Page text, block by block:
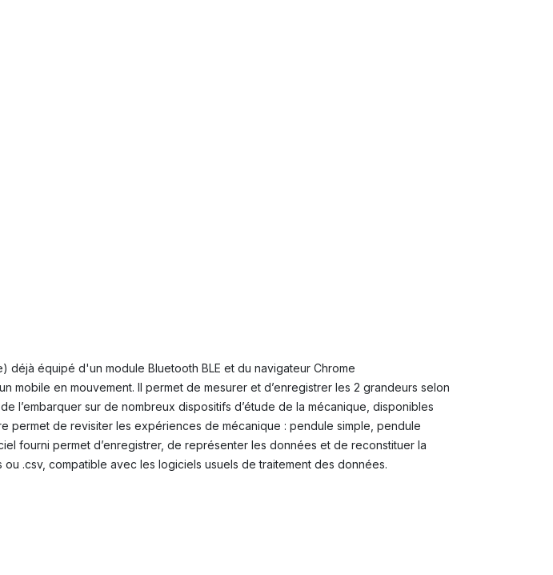
déjà équipé d'un module Bluetooth BLE et du navigateur Chrome
mobile en mouvement. Il permet de mesurer et d’enregistrer les 2 grandeurs selon
l’embarquer sur de nombreux dispositifs d’étude de la mécanique, disponibles
permet de revisiter les expériences de mécanique : pendule simple, pendule
fourni permet d’enregistrer, de représenter les données et de reconstituer la
.csv, compatible avec les logiciels usuels de traitement des données.